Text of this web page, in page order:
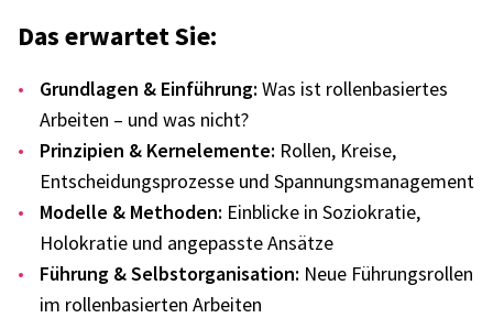
Das erwar­tet Sie:
Grund­la­gen & Einfüh­rung: Was ist rollen­ba­sier­tes
Arbei­ten – und was nicht?
Prin­zi­pien & Kern­ele­mente: Rollen, Kreise,
Entschei­dungs­pro­zesse und Span­nungs­ma­nage­ment
Modelle & Metho­den: Einbli­cke in Sozio­kra­tie,
Holok­ra­tie und ange­passte Ansätze
Führung & Selbst­or­ga­ni­sa­tion: Neue Führungs­rol­len
im rollen­ba­sier­ten Arbei­ten